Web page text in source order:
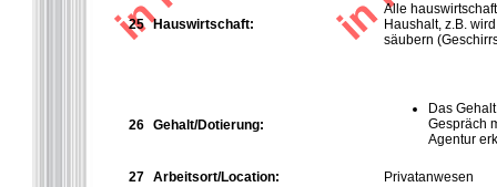
25 Hauswirtschaft:
Alle
Haushalt, z.B.
säubern
26 Gehalt/Dotierung:
Das
Gespräch
Agentur
27 Arbeitsort/Location: Privatanwesen